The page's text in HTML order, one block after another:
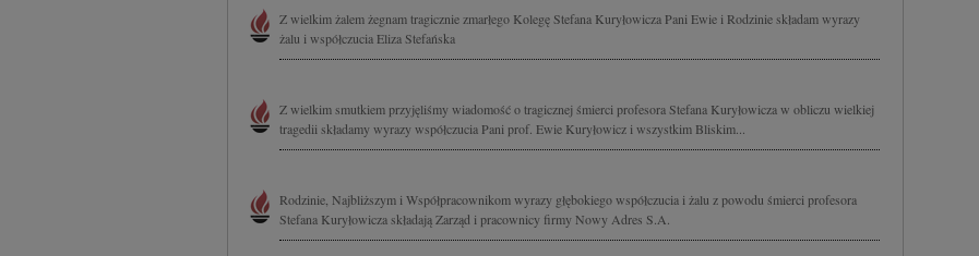
Z wielkim żalem żegnam tragicznie zmarłego Kolegę Stefana Kuryłowicza Pani Ewie i Rodzinie składam wyrazy
żalu i współczucia Eliza Stefańska
Z wielkim smutkiem przyjęliśmy wiadomość o tragicznej śmierci profesora Stefana Kuryłowicza w obliczu wielkiej
tragedii składamy wyrazy współczucia Pani prof. Ewie Kuryłowicz i wszystkim Bliskim...
Rodzinie, Najbliższym i Współpracownikom wyrazy głębokiego współczucia i żalu z powodu śmierci profesora
Stefana Kuryłowicza składają Zarząd i pracownicy firmy Nowy Adres S.A.